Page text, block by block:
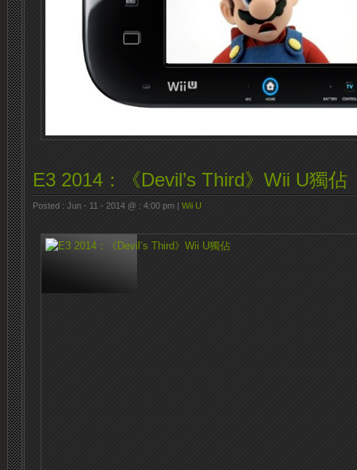
E3 2014：《Devil’s Third》Wii U獨佔
Posted : Jun - 11 - 2014 @ : 4:00 pm | Wii U